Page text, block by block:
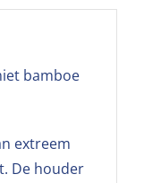
bamboe
extreem
De houder